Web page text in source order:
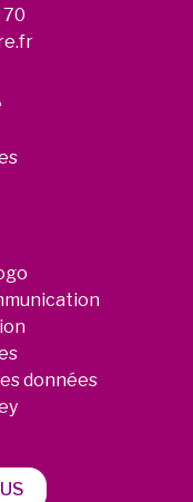
70
données